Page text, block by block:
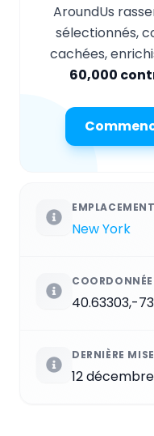
AroundUs
sélectionnés,
cachées,
60,000
EMPLACEMENT
New York
40.63303,-
DERNIÈRE
12